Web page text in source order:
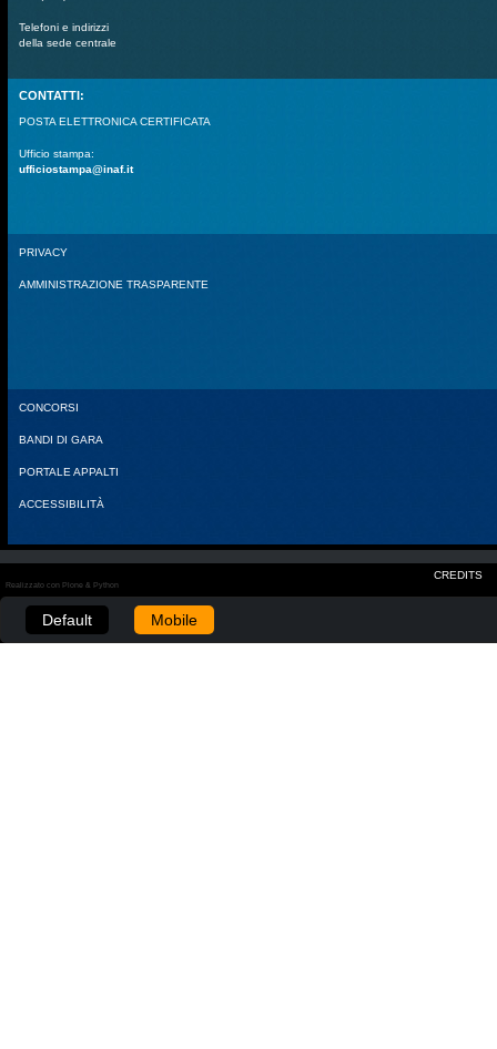
Telefoni e indirizzi
della sede centrale
CONTATTI:
POSTA ELETTRONICA CERTIFICATA
Ufficio stampa:
ufficiostampa@inaf.it
PRIVACY
AMMINISTRAZIONE TRASPARENTE
CONCORSI
BANDI DI GARA
PORTALE APPALTI
ACCESSIBILITÀ
CREDITS
Realizzato con Plone & Python
Default Mobile